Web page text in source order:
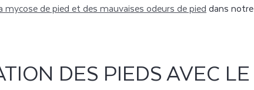
de pied et des mauvaises odeurs de pied dans notre
DES PIEDS AVEC LE